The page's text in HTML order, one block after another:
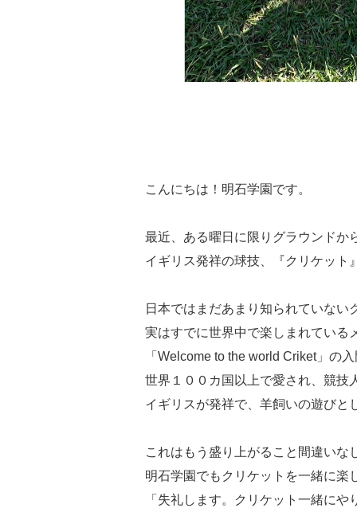
こんにちは！明石学園です。
最近、ある曜日に限りグラウンドか
イギリス発祥の球技、『クリケット
日本ではまだあまり知られていない
実はすでに世界中で楽しまれている
「Welcome to the world Criket」の
世界１００カ国以上で愛され、競技
イギリスが発祥で、羊飼いの遊びと
これはもう盛り上がること間違いな
明石学園でもクリケットを一緒に楽
「失礼します。クリケット一緒に